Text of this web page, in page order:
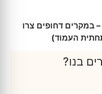
4 ימי עסקים – במקרים דחופים צרו
העמוד)
בנו?